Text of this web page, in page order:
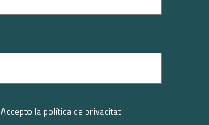
Accepto la política de privacitat